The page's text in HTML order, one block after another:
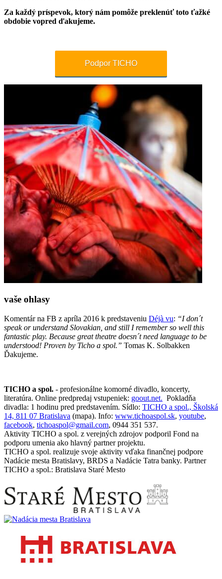
Za každý príspevok, ktorý nám pomôže preklenúť toto ťažké
obdobie vopred ďakujeme.
Podpor TICHO
vaše ohlasy
Komentár na FB z apríla 2016 k predstaveniu Déjà vu: “I don´t
speak or understand Slovakian, and still I remember so well this
fantastic play. Because great theatre doesn´t need language to be
understood! Proven by Ticho a spol.” Tomas K. Solbakken
Ďakujeme.
TICHO a spol. - profesionálne komorné divadlo, koncerty,
literatúra. Online predpredaj vstupeniek: goout.net. Pokladňa
divadla: 1 hodinu pred predstavením. Sídlo: TICHO a spol., Školská
14, 811 07 Bratislava (mapa). Info: www.tichoaspol.sk, youtube,
facebook, tichoaspol@gmail.com, 0944 351 537.
Aktivity TICHO a spol. z verejných zdrojov podporil Fond na
podporu umenia ako hlavný partner projektu.
TICHO a spol. realizuje svoje aktivity vďaka finančnej podpore
Nadácie mesta Bratislavy, BRDS a Nadácie Tatra banky. Partner
TICHO a spol.: Bratislava Staré Mesto